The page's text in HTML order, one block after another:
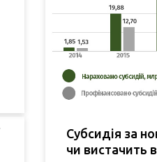
Субсидія за
чи вистачить